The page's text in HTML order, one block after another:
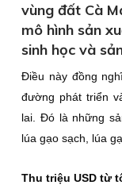
vùng đất Cà
mô hình sản
sinh học và
Điều này đồng
đường phát triển
lai. Ðó là những
lúa gạo sạch, lúa
Thu triệu USD từ